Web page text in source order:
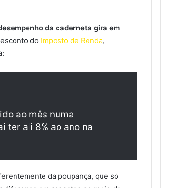
da caderneta gira em
do Imposto de Renda,
ao mês numa
ter ali 8% ao ano na
da poupança, que só